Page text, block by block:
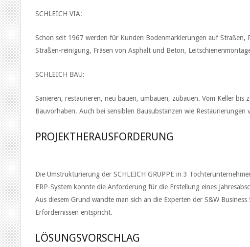
SCHLEICH VIA:
Schon seit 1967 werden für Kunden Bodenmarkierungen auf
Straßen-reinigung, Fräsen von Asphalt und Beton,
SCHLEICH BAU:
Sanieren, restaurieren, neu bauen, umbauen, zubauen. Vom Keller
Bauvorhaben. Auch bei sensiblen Bausubstanzen wie
PROJEKTHERAUSFORDERUNG
Die Umstrukturierung der SCHLEICH GRUPPE in 3
ERP-System konnte die Anforderung für die Erstellung eines
Aus diesem Grund wandte man sich an die Experten der S&W
Erfordernissen entspricht.
LÖSUNGSVORSCHLAG